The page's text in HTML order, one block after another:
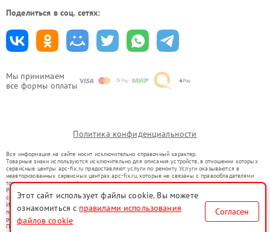
Мы принимаем
все формы оплаты
Поделиться в соц. сетях:
Политика конфиденциальности
Вся информация на сайте носит исключительно справочный характер.
Товарные знаки используются исключительно для описания устройств, в отношении которых
сервисные центры apc-fix.ru предоставляют услуги по ремонту. Услуги оказываются в
неавторизованных сервисных центрах apc-fix.ru, которые не связаны с правообладателями
товарных знаков или их официальными представителями.
Ремонт осуществляется для устройств, уже введенных в гражданский оборот в соответствии
со статьей 1487 ГК РФ.
Использование товарных знаков не преследует цели индивидуализации услуг или введения
потребителей в заблуждение, а служит для информирования о предоставляемых услугах по
ремонту техники указанных брендов.
Представленная на сайте информация не является публичной офертой, определяемой
Этот сайт использует файлы cookie. Вы можете
ознакомиться с правилами использования
файлов cookie
Согласен